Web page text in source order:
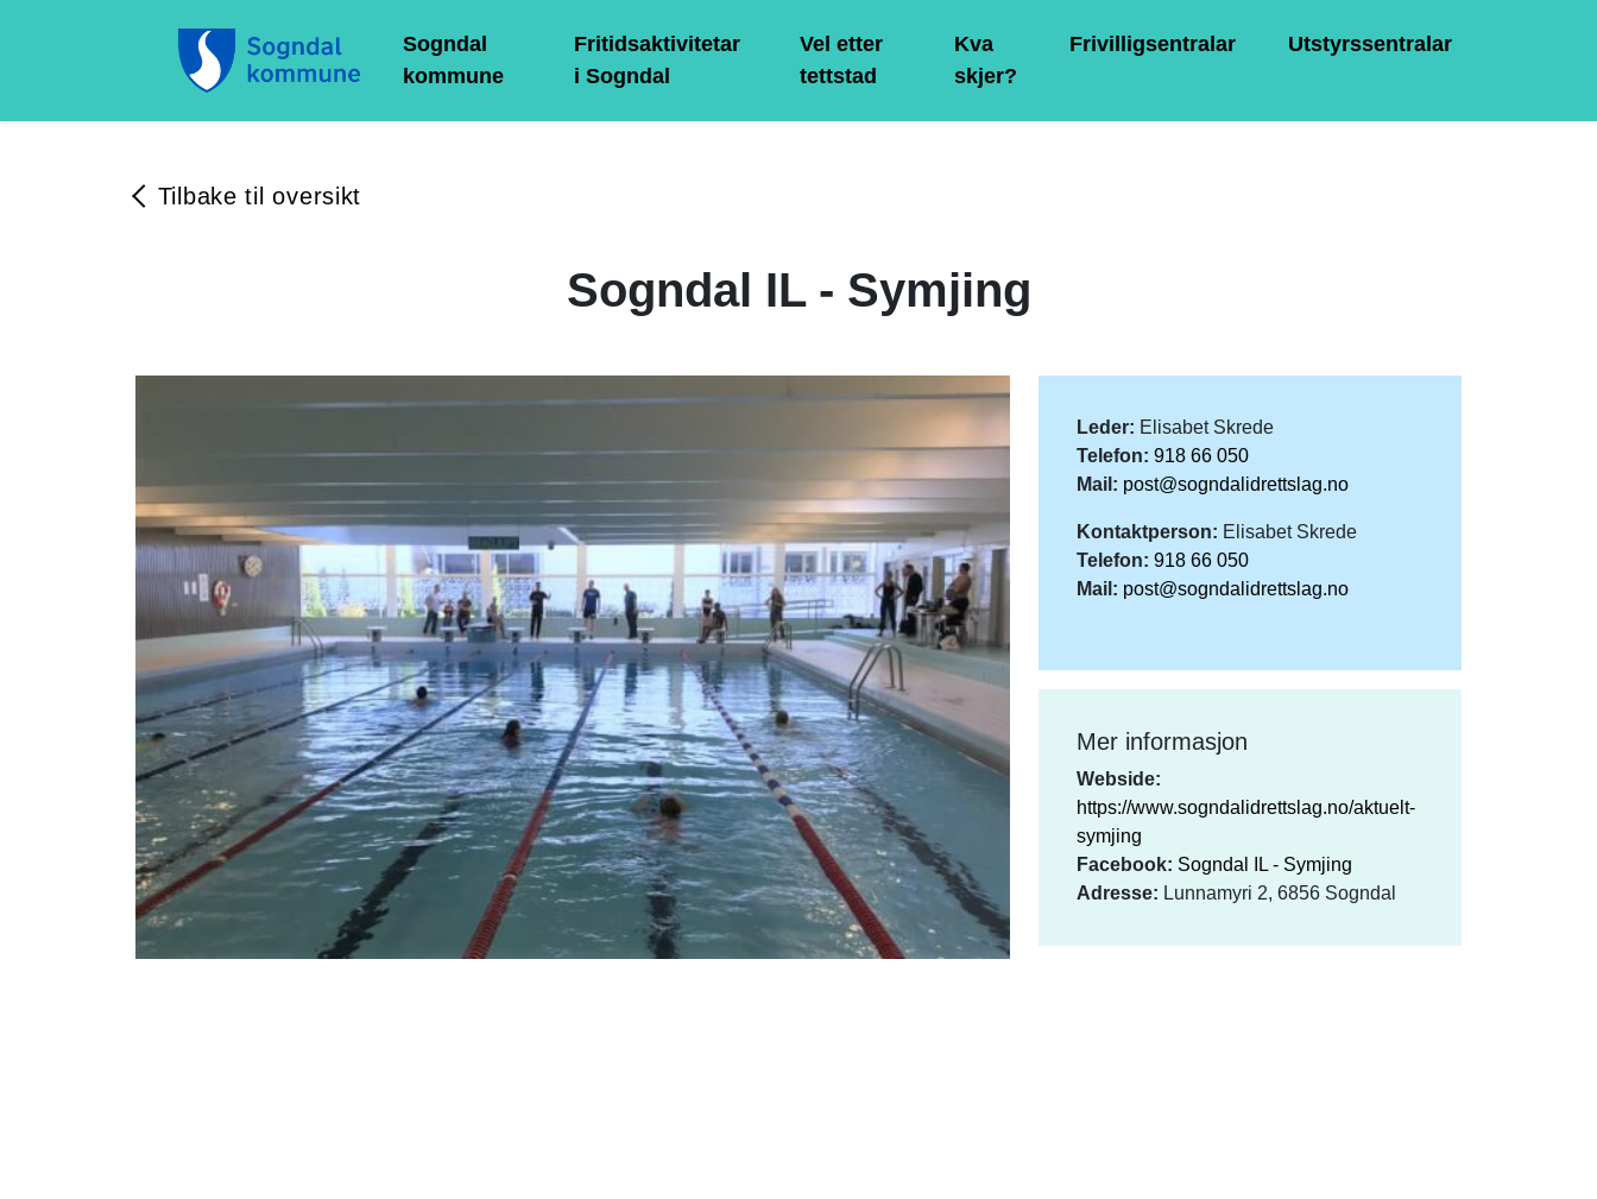
Sogndal
kommune
Fritidsaktivitetar
i Sogndal
Vel etter
tettstad
Kva
skjer?
Frivilligsentralar Utstyrssentralar
Tilbake til oversikt
Sogndal IL - Symjing
Leder: Elisabet Skrede
Telefon: 918 66 050
Mail: post@sogndalidrettslag.no
Kontaktperson: Elisabet Skrede
Telefon: 918 66 050
Mail: post@sogndalidrettslag.no
Mer informasjon
Webside:
https://www.sogndalidrettslag.no/aktuelt-
symjing
Facebook: Sogndal IL - Symjing
Adresse: Lunnamyri 2, 6856 Sogndal